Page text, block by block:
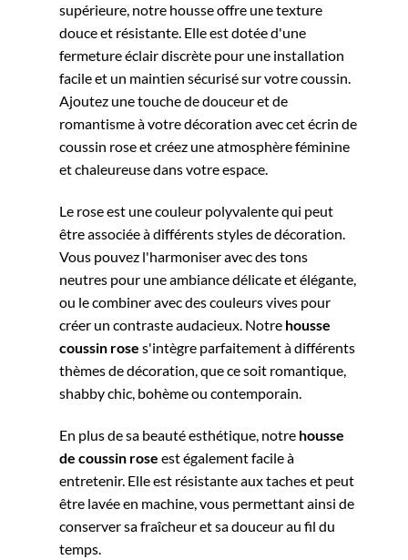
supérieure, notre housse offre une texture
douce et résistante. Elle est dotée d'une
fermeture éclair discrète pour une installation
facile et un maintien sécurisé sur votre coussin.
Ajoutez une touche de douceur et de
romantisme à votre décoration avec cet écrin de
coussin rose et créez une atmosphère féminine
et chaleureuse dans votre espace.
Le rose est une couleur polyvalente qui peut
être associée à différents styles de décoration.
Vous pouvez l'harmoniser avec des tons
neutres pour une ambiance délicate et élégante,
ou le combiner avec des couleurs vives pour
créer un contraste audacieux. Notre housse
coussin rose s'intègre parfaitement à différents
thèmes de décoration, que ce soit romantique,
shabby chic, bohème ou contemporain.
En plus de sa beauté esthétique, notre housse
de coussin rose est également facile à
entretenir. Elle est résistante aux taches et peut
être lavée en machine, vous permettant ainsi de
conserver sa fraîcheur et sa douceur au fil du
temps.